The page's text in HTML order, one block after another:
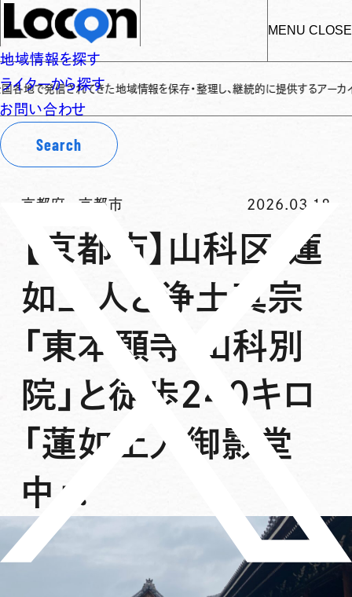
MENU CLOSE
地域情報を探す
ライターから探す
お問い合わせ
Search
されてきた地域情報を保存・整理し、継続的に提供するアーカイブサイトで
京都府 -京都市 2026.03.18
【京都市】山科区 蓮
如上人と浄土真宗
「東本願寺 山科別
院」と徒歩240キロ
「蓮如上人御影堂
中」！